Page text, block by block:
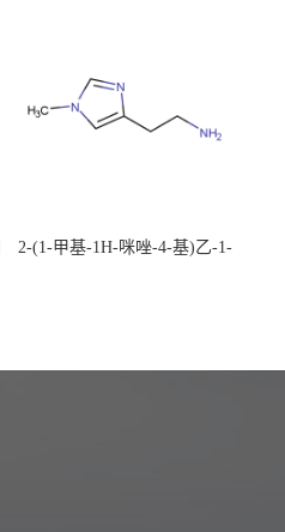
2-(1-甲基-1H-咪唑-4-基)乙-1-